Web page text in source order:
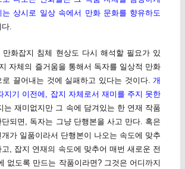
는 상시로 일상 속에서 만화 문화를 향유하도
.
만화잡지 침체 현상도 다시 해석할 필요가 있
자체의 즐거움을 통해서 독자를 일상적 만화
로 끌어내는 것에 실패하고 있다는 것이다.개
지기 이전에, 잡지 자체로서 재미를 주지 못한
는 재미없지만 그 속에 담겨있는 한 연재 작품
되면, 독자는 그냥 단행본을 사고 만다. 혹은
가 일품이라서 단행본이 나오는 속도에 맞추
, 잡지 연재의 속도에 맞추어 매번 새로운 전
없도록 만드는 작품이라면? 그것은 어디까지